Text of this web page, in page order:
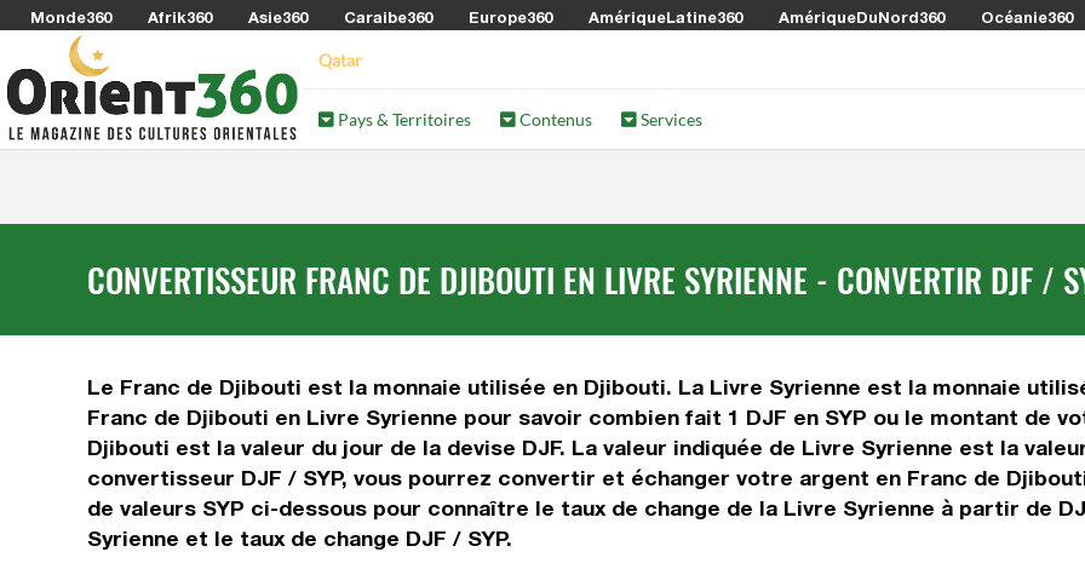
Monde360 Afrik360 Asie360 Caraibe360 Europe360 AmériqueLatine360 AmériqueDuNord360 Océanie360
Qatar
Pays & Territoires Contenus Services
CONVERTISSEUR FRANC DE DJIBOUTI EN LIVRE SYRIENNE - CONVERTIR DJF /
Le Franc de Djibouti est la monnaie utilisée en Djibouti. La Livre Syrienne est la monnaie
Franc de Djibouti en Livre Syrienne pour savoir combien fait 1 DJF en SYP ou le montant de
Djibouti est la valeur du jour de la devise DJF. La valeur indiquée de Livre Syrienne est la
convertisseur DJF / SYP, vous pourrez convertir et échanger votre argent en Franc de
de valeurs SYP ci-dessous pour connaître le taux de change de la Livre Syrienne à partir de
Syrienne et le taux de change DJF / SYP.